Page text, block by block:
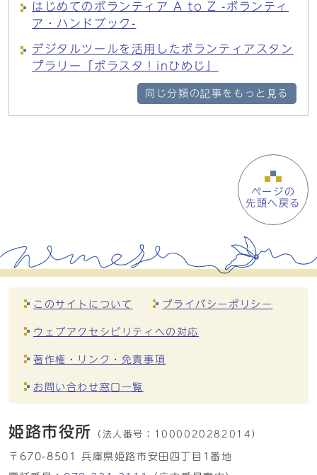
はじめてのボランティア A to Z -ボランティ
ア・ハンドブック-
デジタルツールを活用したボランティアスタン
プラリー「ボラスタ！inひめじ」
同じ分類の記事をもっと見る
ページの
先頭へ戻る
このサイトについて プライバシーポリシー
ウェブアクセシビリティへの対応
著作権・リンク・免責事項
お問い合わせ窓口一覧
姫路市役所 （法人番号： 1000020282014）
〒670-8501 兵庫県姫路市安田四丁目1番地